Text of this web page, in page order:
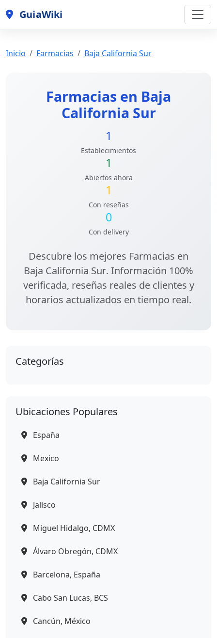
GuiaWiki
Inicio Farmacias Baja California Sur
Farmacias en Baja
California Sur
1
Establecimientos
1
Abiertos ahora
1
Con reseñas
0
Con delivery
Descubre los mejores Farmacias en
Baja California Sur. Información 100%
verificada, reseñas reales de clientes y
horarios actualizados en tiempo real.
Categorías
Ubicaciones Populares
España
Mexico
Baja California Sur
Jalisco
Miguel Hidalgo, CDMX
Álvaro Obregón, CDMX
Barcelona, España
Cabo San Lucas, BCS
Cancún, México